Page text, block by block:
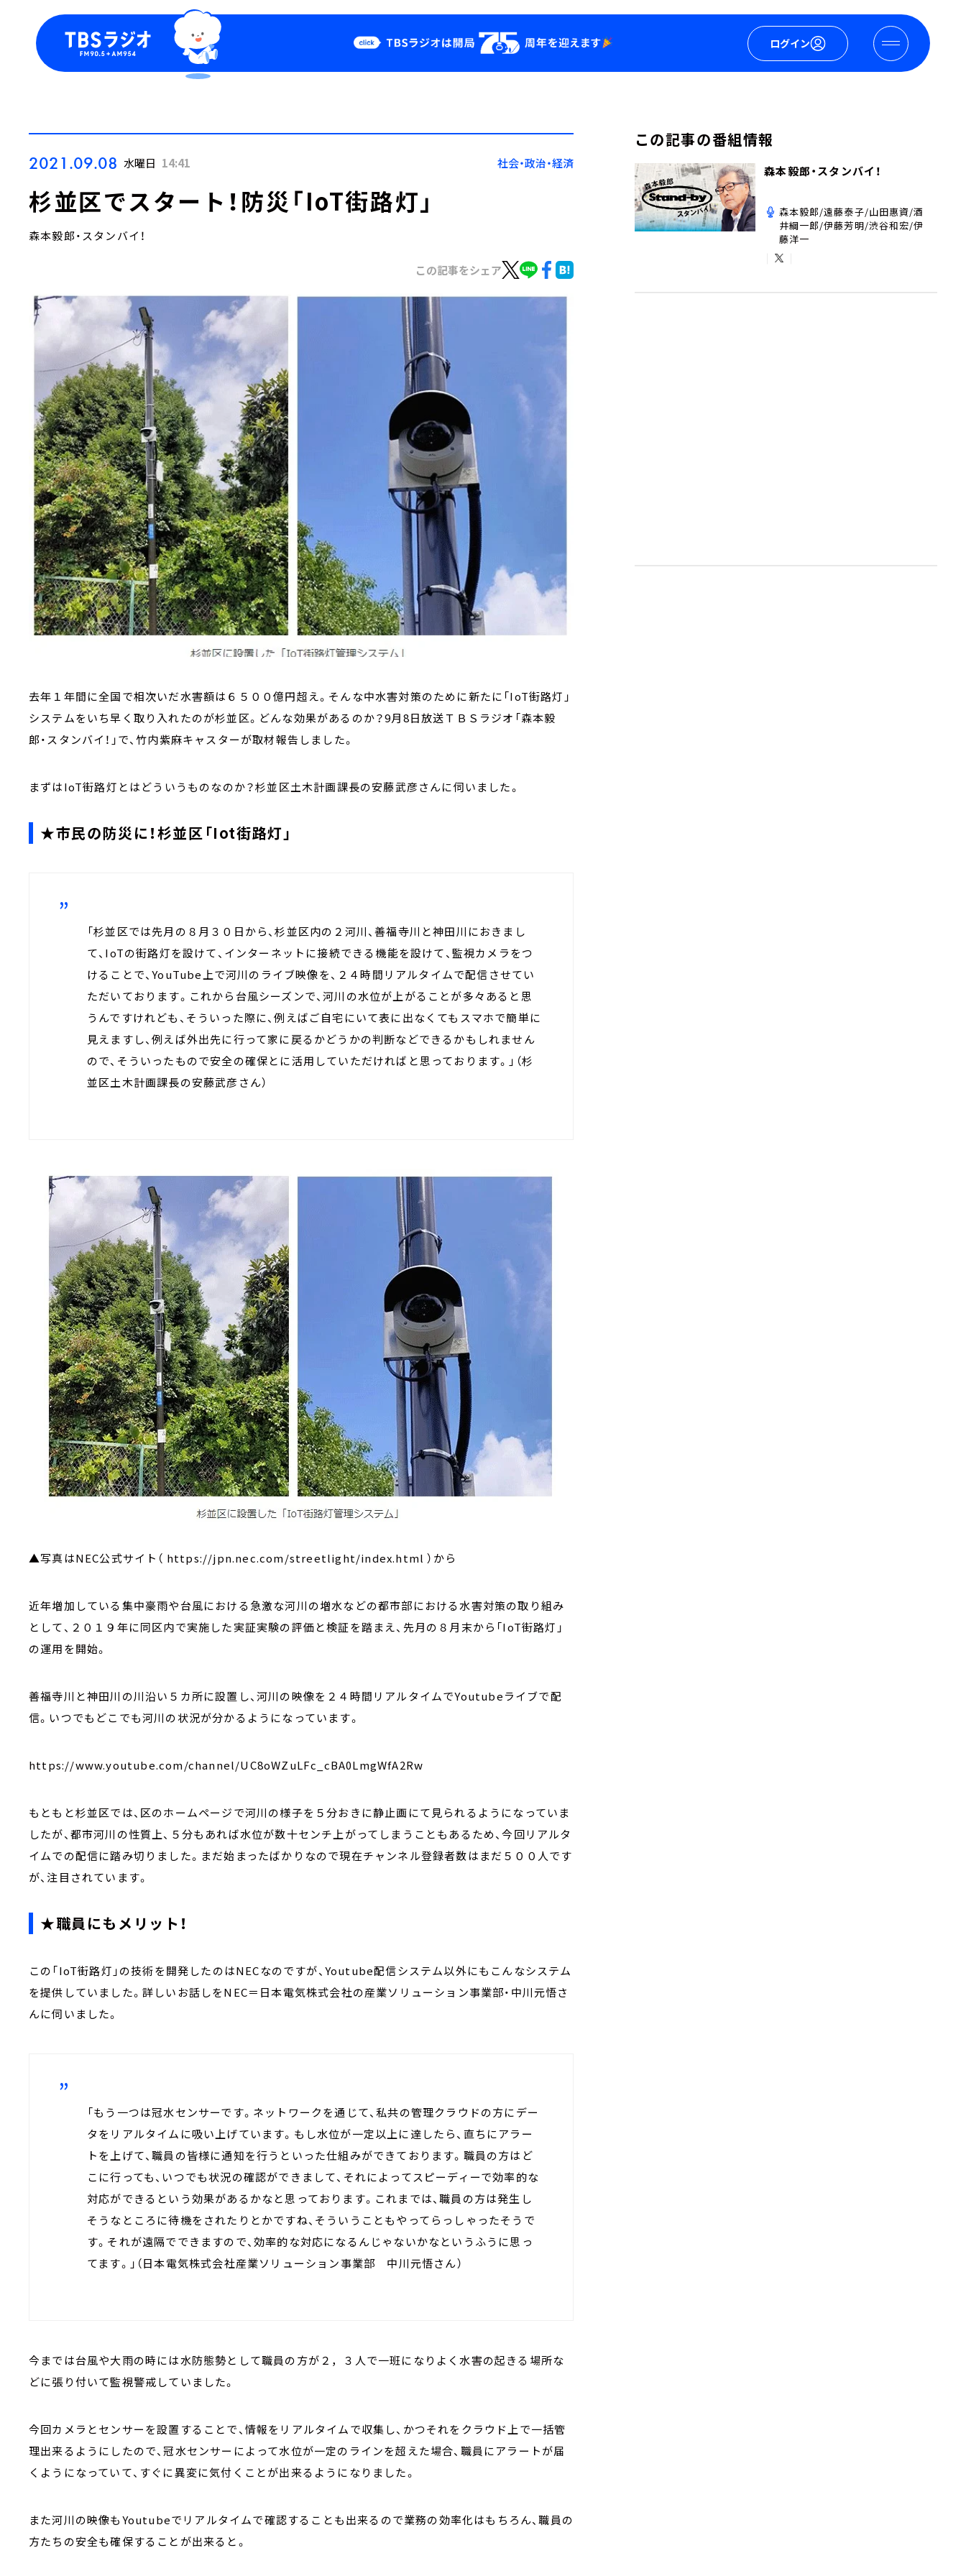
ログイン
Podcast
YouTube
会社情報
2021.09.08 水曜日 14:41 社会・政治・経済
杉並区でスタート！防災「IoT街路灯」
森本毅郎・スタンバイ！
この記事をシェア
去年１年間に全国で相次いだ水害額は６５００億円超え。そんな中水害対策のために新たに「IoT街路灯」
システムをいち早く取り入れたのが杉並区。どんな効果があるのか？9月8日放送ＴＢＳラジオ「森本毅
郎・スタンバイ！」で、竹内紫麻キャスターが取材報告しました。
まずはIoT街路灯とはどういうものなのか？杉並区土木計画課長の安藤武彦さんに伺いました。
★市民の防災に！杉並区「Iot街路灯」
「杉並区では先月の８月３０日から、杉並区内の２河川、善福寺川と神田川におきまし
て、IoTの街路灯を設けて、インターネットに接続できる機能を設けて、監視カメラをつ
けることで、YouTube上で河川のライブ映像を、２４時間リアルタイムで配信させてい
ただいております。これから台風シーズンで、河川の水位が上がることが多々あると思
うんですけれども、そういった際に、例えばご自宅にいて表に出なくてもスマホで簡単に
見えますし、例えば外出先に行って家に戻るかどうかの判断などできるかもしれません
ので、そういったもので安全の確保とに活用していただければと思っております。」（杉
並区土木計画課長の安藤武彦さん）
▲写真はNEC公式サイト（ https://jpn.nec.com/streetlight/index.html ）から
近年増加している集中豪雨や台風における急激な河川の増水などの都市部における水害対策の取り組み
として、２０１９年に同区内で実施した実証実験の評価と検証を踏まえ、先月の８月末から「IoT街路灯」
の運用を開始。
善福寺川と神田川の川沿い５カ所に設置し、河川の映像を２４時間リアルタイムでYoutubeライブで配
信。いつでもどこでも河川の状況が分かるようになっています。
https://www.youtube.com/channel/UC8oWZuLFc_cBA0LmgWfA2Rw
もともと杉並区では、区のホームページで河川の様子を５分おきに静止画にて見られるようになっていま
したが、都市河川の性質上、５分もあれば水位が数十センチ上がってしまうこともあるため、今回リアルタ
イムでの配信に踏み切りました。まだ始まったばかりなので現在チャンネル登録者数はまだ５００人です
が、注目されています。
★職員にもメリット！
この「IoT街路灯」の技術を開発したのはNECなのですが、Youtube配信システム以外にもこんなシステム
を提供していました。詳しいお話しをNEC＝日本電気株式会社の産業ソリューション事業部・中川元悟さ
んに伺いました。
「もう一つは冠水センサーです。ネットワークを通じて、私共の管理クラウドの方にデー
タをリアルタイムに吸い上げています。もし水位が一定以上に達したら、直ちにアラー
トを上げて、職員の皆様に通知を行うといった仕組みができております。職員の方はど
こに行っても、いつでも状況の確認ができまして、それによってスピーディーで効率的な
対応ができるという効果があるかなと思っております。これまでは、職員の方は発生し
そうなところに待機をされたりとかですね、そういうこともやってらっしゃったそうで
す。それが遠隔でできますので、効率的な対応になるんじゃないかなというふうに思っ
てます。」（日本電気株式会社産業ソリューション事業部 中川元悟さん）
今までは台風や大雨の時には水防態勢として職員の方が２，３人で一班になりよく水害の起きる場所な
どに張り付いて監視警戒していました。
今回カメラとセンサーを設置することで、情報をリアルタイムで収集し、かつそれをクラウド上で一括管
理出来るようにしたので、冠水センサーによって水位が一定のラインを超えた場合、職員にアラートが届
くようになっていて、すぐに異変に気付くことが出来るようになりました。
また河川の映像もYoutubeでリアルタイムで確認することも出来るので業務の効率化はもちろん、職員の
方たちの安全も確保することが出来ると。
この記事の番組情報
森本毅郎・スタンバイ！
森本毅郎/遠藤泰子/山田惠資/酒
井綱一郎/伊藤芳明/渋谷和宏/伊
藤洋一